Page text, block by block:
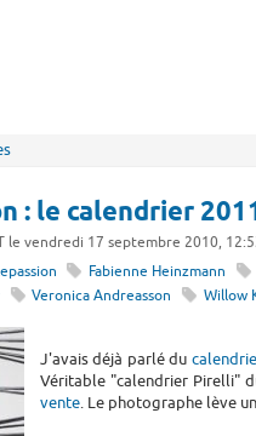
: le calendrier
le vendredi 17 septembre 2010,
Fabienne Heinzmann
Veronica Andreasson Willow
J'avais déjà parlé du
Véritable "calendrier Pirelli"
vente. Le photographe lève